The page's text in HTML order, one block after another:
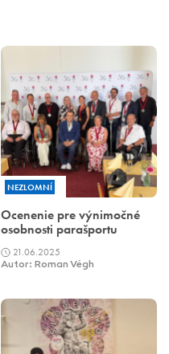
NEZLOMNÍ
Ocenenie pre výnimočné
osobnosti parašportu
21.06.2025
Autor: Roman Végh